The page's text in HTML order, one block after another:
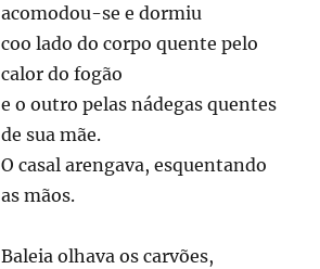
acomodou-se e dormiu
coo lado do corpo quente pelo
calor do fogão
e o outro pelas nádegas quentes
de sua mãe.
O casal arengava, esquentando
as mãos.
Baleia olhava os carvões,